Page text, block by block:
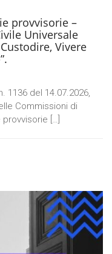
provvisorie –
Universale
Vivere
1136 del 14.07.2026,
Commissioni di
[…]